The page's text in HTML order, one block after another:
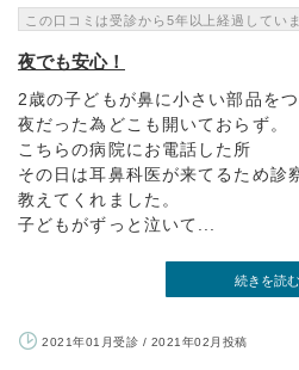
この口コミは受診から5年以上経過していま
夜でも安心！
2歳の子どもが鼻に小さい部品を
夜だった為どこも開いておらず。
こちらの病院にお電話した所
その日は耳鼻科医が来てるため診
教えてくれました。
子どもがずっと泣いて...
続きを読む
2021年01月受診 / 2021年02月投稿